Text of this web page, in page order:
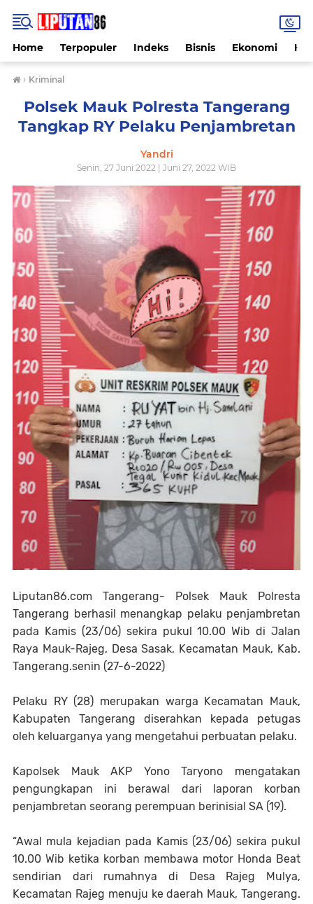
Home Terpopuler Indeks Bisnis Ekonomi
› Kriminal
Polsek Mauk Polresta Tangerang
Tangkap RY Pelaku Penjambretan
Yandri
Senin, 27 Juni 2022 | Juni 27, 2022 WIB
Liputan86.com Tangerang- Polsek Mauk Polresta
Tangerang berhasil menangkap pelaku penjambretan
pada Kamis (23/06) sekira pukul 10.00 Wib di Jalan
Raya Mauk-Rajeg, Desa Sasak, Kecamatan Mauk, Kab.
Tangerang.senin (27-6-2022)
Pelaku RY (28) merupakan warga Kecamatan Mauk,
Kabupaten Tangerang diserahkan kepada petugas
oleh keluarganya yang mengetahui perbuatan pelaku.
Kapolsek Mauk AKP Yono Taryono mengatakan
pengungkapan ini berawal dari laporan korban
penjambretan seorang perempuan berinisial SA (19).
“Awal mula kejadian pada Kamis (23/06) sekira pukul
10.00 Wib ketika korban membawa motor Honda Beat
sendirian dari rumahnya di Desa Rajeg Mulya,
Kecamatan Rajeg menuju ke daerah Mauk, Tangerang.